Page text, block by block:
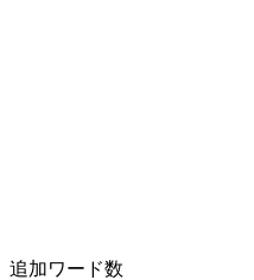
追加ワード数